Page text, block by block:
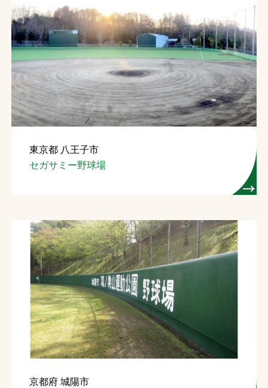
東京都 八王子市
セガサミー野球場
京都府 城陽市